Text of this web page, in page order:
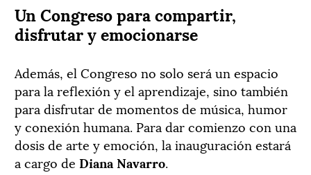
Un Congreso para compartir,
disfrutar y emocionarse
Además, el Congreso no solo será un espacio
para la reflexión y el aprendizaje, sino también
para disfrutar de momentos de música, humor
y conexión humana. Para dar comienzo con una
dosis de arte y emoción, la inauguración estará
a cargo de Diana Navarro.